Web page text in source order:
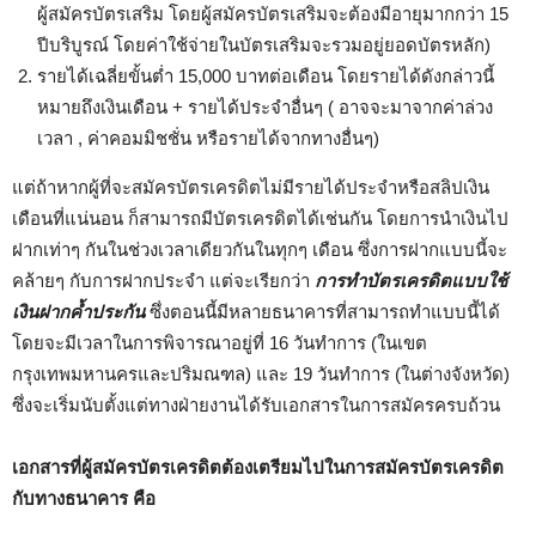
ผู้สมัครบัตรเสริม โดยผู้สมัครบัตรเสริมจะต้องมีอายุมากกว่า 15
ปีบริบูรณ์ โดยค่าใช้จ่ายในบัตรเสริมจะรวมอยู่ยอดบัตรหลัก)
รายได้เฉลี่ยขั้นต่ำ 15,000 บาทต่อเดือน โดยรายได้ดังกล่าวนี้
หมายถึงเงินเดือน + รายได้ประจำอื่นๆ ( อาจจะมาจากค่าล่วง
เวลา , ค่าคอมมิชชั่น หรือรายได้จากทางอื่นๆ)
แต่ถ้าหากผู้ที่จะสมัครบัตรเครดิตไม่มีรายได้ประจำหรือสลิปเงิน
เดือนที่แน่นอน ก็สามารถมีบัตรเครดิตได้เช่นกัน โดยการนำเงินไป
ฝากเท่าๆ กันในช่วงเวลาเดียวกันในทุกๆ เดือน ซึ่งการฝากแบบนี้จะ
คล้ายๆ กับการฝากประจำ แต่จะเรียกว่า การทำบัตรเครดิตแบบใช้
เงินฝากค้ำประกันซึ่งตอนนี้มีหลายธนาคารที่สามารถทำแบบนี้ได้
โดยจะมีเวลาในการพิจารณาอยู่ที่ 16 วันทำการ (ในเขต
กรุงเทพมหานครและปริมณฑล) และ 19 วันทำการ (ในต่างจังหวัด)
ซึ่งจะเริ่มนับตั้งแต่ทางฝ่ายงานได้รับเอกสารในการสมัครครบถ้วน
เอกสารที่ผู้สมัครบัตรเครดิตต้องเตรียมไปในการสมัครบัตรเครดิต
กับทางธนาคาร คือ